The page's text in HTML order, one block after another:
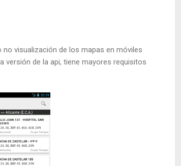
visualización de los mapas en móviles
versión de la api, tiene mayores requisitos